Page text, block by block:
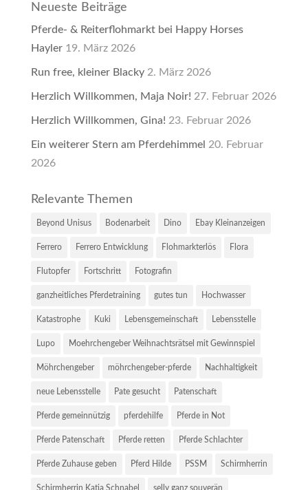
Neueste Beiträge
Pferde- & Reiterflohmarkt bei Happy Horses
Hayler 19. März 2026
Run free, kleiner Blacky 2. März 2026
Herzlich Willkommen, Maja Noir! 27. Februar 2026
Herzlich Willkommen, Gina! 23. Februar 2026
Ein weiterer Stern am Pferdehimmel 20. Februar
2026
Relevante Themen
Beyond Unisus Bodenarbeit Dino Ebay Kleinanzeigen
Ferrero Ferrero Entwicklung Flohmarkterlös Flora
Flutopfer Fortschritt Fotografin
ganzheitliches Pferdetraining gutes tun Hochwasser
Katastrophe Kuki Lebensgemeinschaft Lebensstelle
Lupo Moehrchengeber Weihnachtsrätsel mit Gewinnspiel
Möhrchengeber möhrchengeber-pferde Nachhaltigkeit
neue Lebensstelle Pate gesucht Patenschaft
Pferde gemeinnützig pferdehilfe Pferde in Not
Pferde Patenschaft Pferde retten Pferde Schlachter
Pferde Zuhause geben Pferd Hilde PSSM Schirmherrin
Schirmherrin Katja Schnabel selly ganz souverän